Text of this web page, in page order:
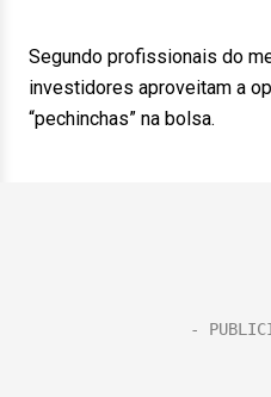
Segundo profissionais do
investidores aproveitam a
“pechinchas” na bolsa.